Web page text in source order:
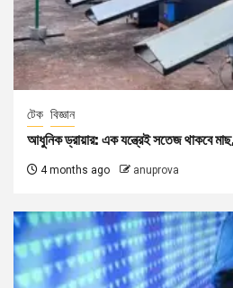
টেক বিজ্ঞান
আধুনিক ড্রায়ার: এক যন্ত্রেই সতেজ থাকবে
4 months ago anuprova